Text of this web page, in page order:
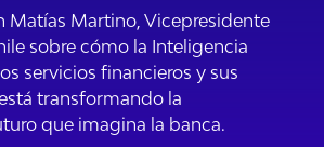
Matías Martino, Vicepresidente
sobre cómo la Inteligencia
servicios financieros y sus
transformando la
que imagina la banca.